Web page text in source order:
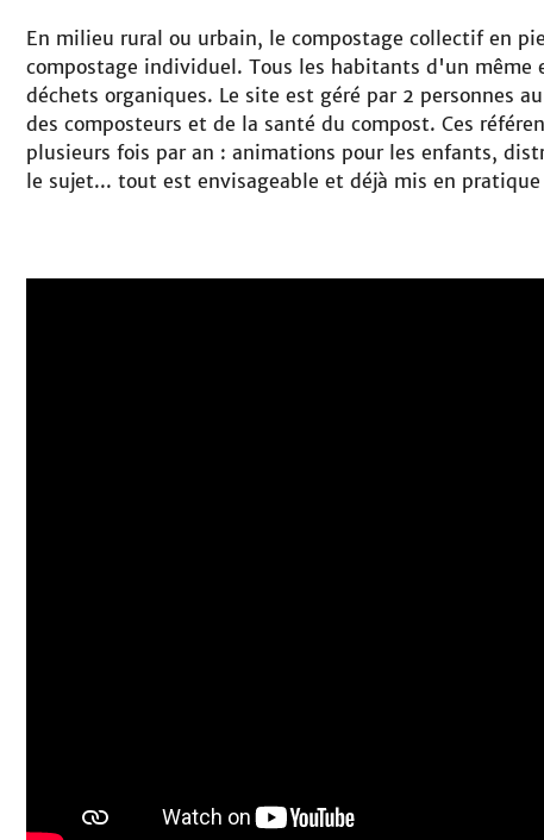
En milieu rural ou urbain, le compostage collectif en
compostage individuel. Tous les habitants d'un
déchets organiques. Le site est géré par 2 personnes
des composteurs et de la santé du compost. Ces
plusieurs fois par an : animations pour les enfants,
le sujet... tout est envisageable et déjà mis en